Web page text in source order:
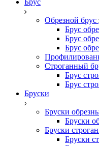
Брус
Обрезной брус
Брус
Брус
Брус
Строганный
Брус
Брус
Бруски
Бруски
Бруски
Бруски
Бруски